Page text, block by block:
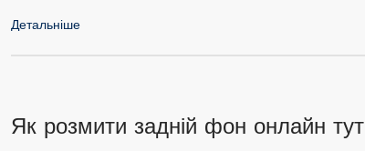
Детальніше
Як розмити задній фон онлайн тут